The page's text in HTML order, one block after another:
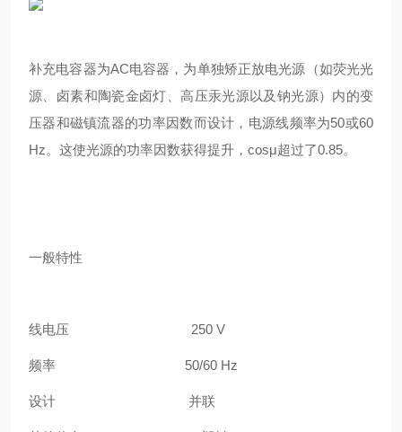
补充电容器为AC电容器，为单独矫正放电光源（如荧光光
源、卤素和陶瓷金卤灯、高压汞光源以及钠光源）内的变
压器和磁镇流器的功率因数而设计，电源线频率为50或60
Hz。 这使光源的功率因数获得提升， cosμ超过了0.85。
一般特性
线电压 250 V
频率 50/60 Hz
设计 并联